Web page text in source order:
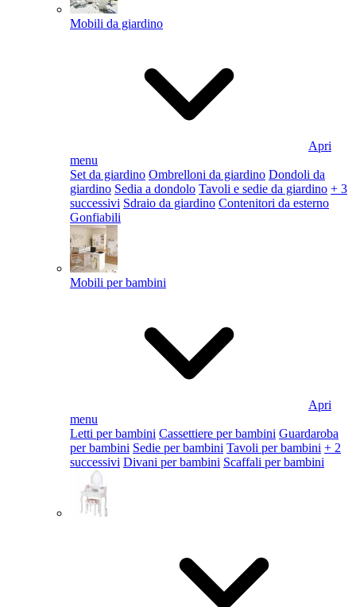
Mobili da giardino
Apri
menu
Set da giardino Ombrelloni da giardino Dondoli da
giardino Sedia a dondolo Tavoli e sedie da giardino + 3
successivi Sdraio da giardino Contenitori da esterno
Gonfiabili
Mobili per bambini
Apri
menu
Letti per bambini Cassettiere per bambini Guardaroba
per bambini Sedie per bambini Tavoli per bambini + 2
successivi Divani per bambini Scaffali per bambini